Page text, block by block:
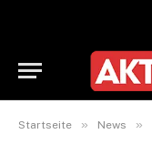
Startseite » News »